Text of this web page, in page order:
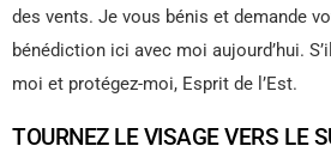
des vents. Je vous bénis et demande
bénédiction ici avec moi aujourd’hui.
moi et protégez-moi, Esprit de l’Est.
TOURNEZ LE VISAGE VERS LE